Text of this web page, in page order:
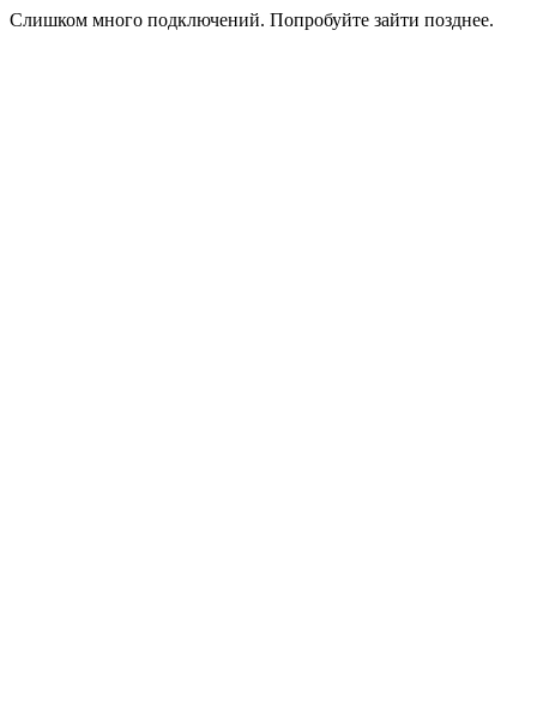
Слишком много подключений. Попробуйте зайти позднее.